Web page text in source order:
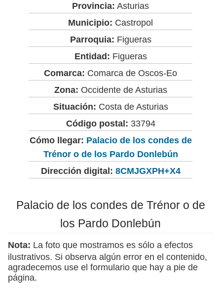
Provincia: Asturias
Municipio: Castropol
Parroquia: Figueras
Entidad: Figueras
Comarca: Comarca de Oscos-Eo
Zona: Occidente de Asturias
Situación: Costa de Asturias
Código postal: 33794
Cómo llegar: Palacio de los condes de
Trénor o de los Pardo Donlebún
Dirección digital: 8CMJGXPH+X4
Palacio de los condes de Trénor o de
los Pardo Donlebún
Nota: La foto que mostramos es sólo a efectos
ilustrativos. Si observa algún error en el contenido,
agradecemos use el formulario que hay a pie de
página.